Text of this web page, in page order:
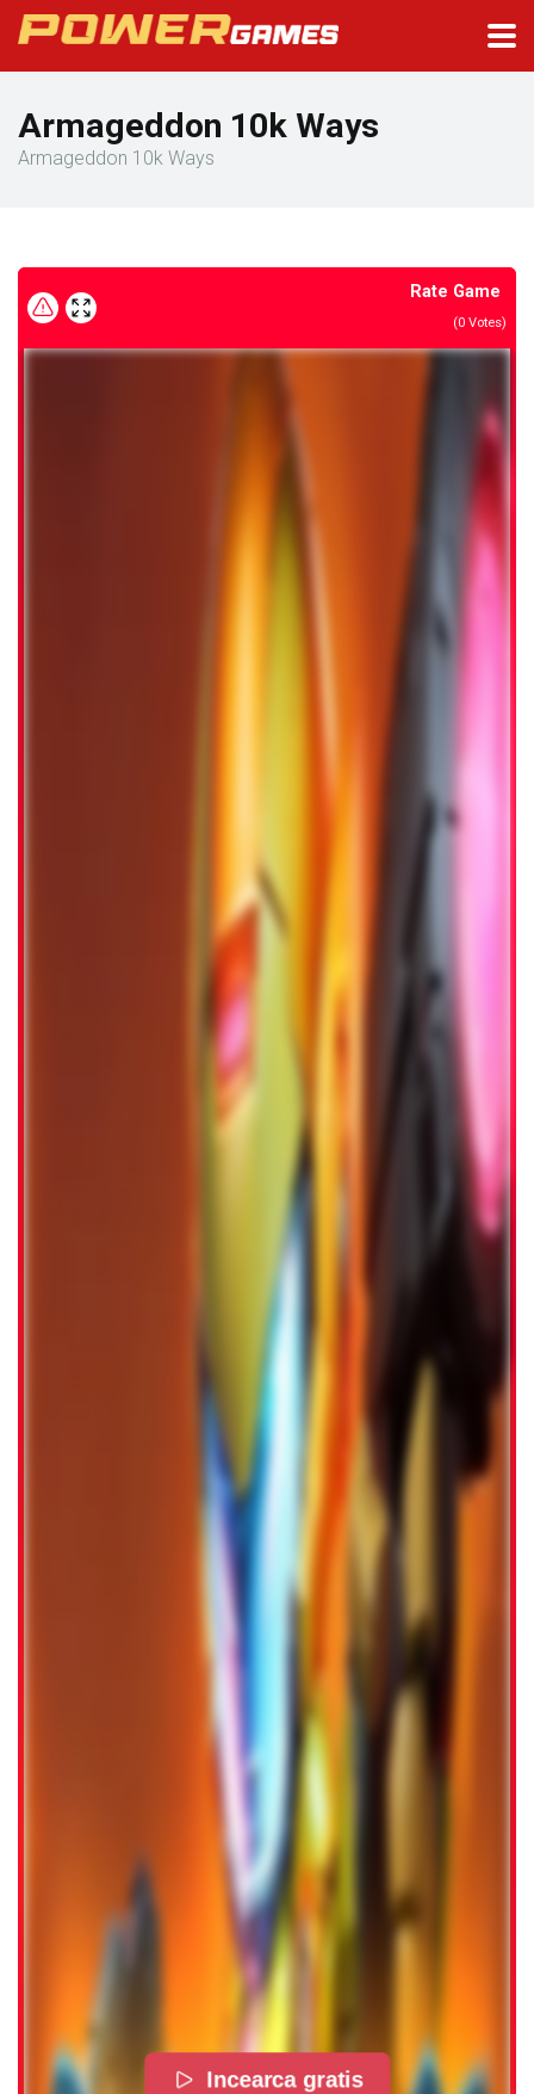
Armageddon 10k Ways
Armageddon 10k Ways
Rate Game
(0 Votes)
Incearca gratis